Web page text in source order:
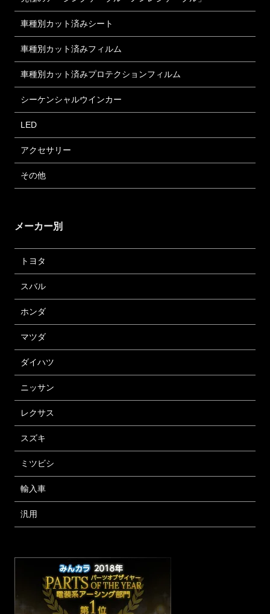
車種別カット済みシート
車種別カット済みフィルム
車種別カット済みプロテクションフィルム
シーケンシャルウインカー
LED
アクセサリー
その他
メーカー別
トヨタ
スバル
ホンダ
マツダ
ダイハツ
ニッサン
レクサス
スズキ
ミツビシ
輸入車
汎用